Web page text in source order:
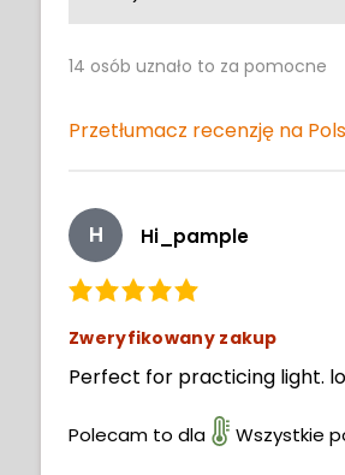
14 osób uznało to za pomocne
Przetłumacz recenzję na
H Hi_pample
Zweryfikowany zakup
Perfect for practicing light.
Polecam to dla Wszystkie